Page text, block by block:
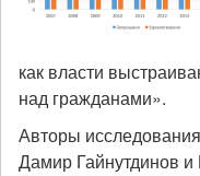
как власти
над гражданами».
Авторы
Дамир Гайнутдинов